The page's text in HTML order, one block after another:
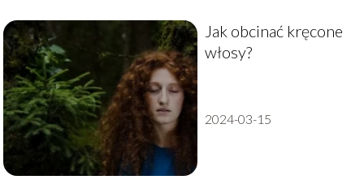
Jak obcinać kręcone
włosy?
2024-03-15